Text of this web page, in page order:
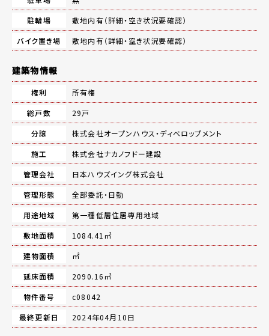
駐輪場
敷地内有（詳細・空き状況要確認）
バイク置き場
敷地内有（詳細・空き状況要確認）
建築物情報
権利
所有権
総戸数
29戸
分譲
株式会社オープンハウス・ディベロップメント
施工
株式会社ナカノフドー建設
管理会社
日本ハウズイング株式会社
管理形態
全部委託・日勤
用途地域
第一種低層住居専用地域
敷地面積
1084.41㎡
建物面積
㎡
延床面積
2090.16㎡
物件番号
c08042
最終更新日
2024年04月10日